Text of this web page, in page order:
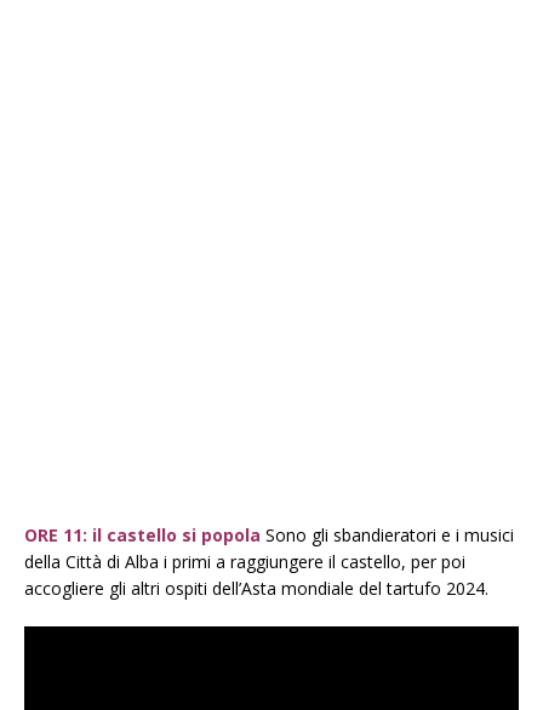
ORE 11: il castello si popola Sono gli sbandieratori e i musici
della Città di Alba i primi a raggiungere il castello, per poi
accogliere gli altri ospiti dell’Asta mondiale del tartufo 2024.